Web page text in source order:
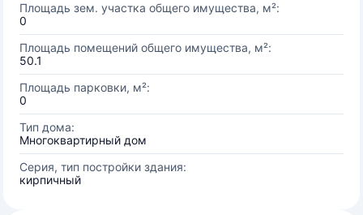
Площадь зем. участка общего имущества, м²:
0
Площадь помещений общего имущества, м²:
50.1
Площадь парковки, м²:
0
Тип дома:
Многоквартирный дом
Серия, тип постройки здания:
кирпичный